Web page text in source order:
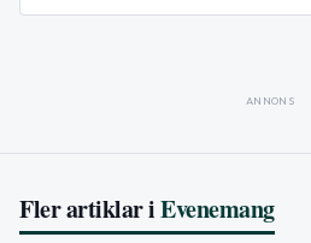
ANNONS
Fler artiklar iEvenemang